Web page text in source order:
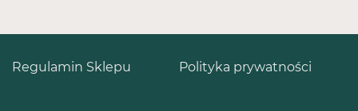
Polityka prywatności
Regulamin Sklepu